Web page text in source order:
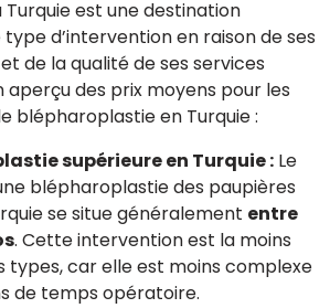
Turquie est une destination
d’intervention en raison de ses
de la qualité de ses services
aperçu des prix moyens pour les
blépharoplastie en Turquie :
supérieure en Turquie : Le
blépharoplastie des paupières
se situe généralement entre
. Cette intervention est la moins
types, car elle est moins complexe
de temps opératoire.